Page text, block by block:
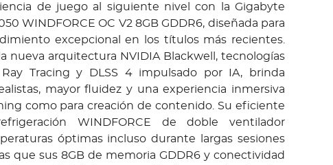
de juego al siguiente nivel con la Gigabyte
WINDFORCE OC V2 8GB GDDR6, diseñada para
excepcional en los títulos más recientes.
nueva arquitectura NVIDIA Blackwell, tecnologías
Ray Tracing y DLSS 4 impulsado por IA, brinda
mayor fluidez y una experiencia inmersiva
como para creación de contenido. Su eficiente
WINDFORCE de doble ventilador
óptimas incluso durante largas sesiones
que sus 8GB de memoria GDDR6 y conectividad